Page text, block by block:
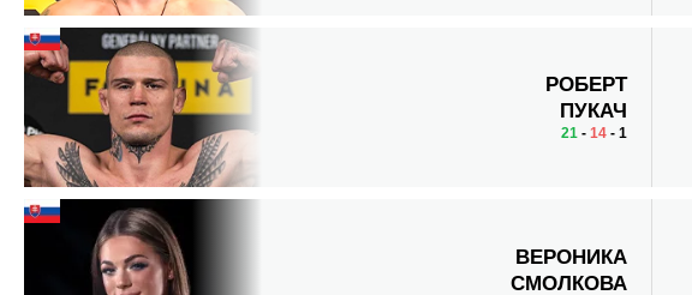
РОБЕРТ
ПУКАЧ
21- 14- 1
ВЕРОНИКА
СМОЛКОВА